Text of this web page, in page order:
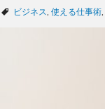
テ
タ
ビジネス 使える仕事術